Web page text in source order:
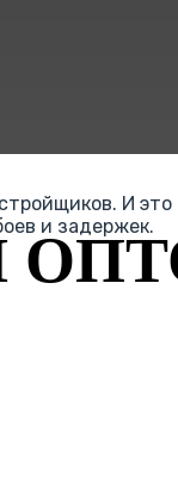
И это
и задержек.